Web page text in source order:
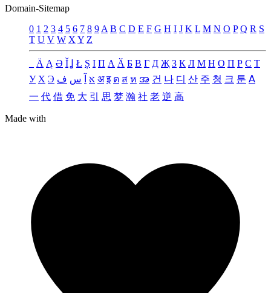
Domain-Sitemap
0 1 2 3 4 5 6 7 8 9 A B C D E F G H I J K L M N O P Q R S
T U V W X Y Z
Ä Ą Ə Ǐ Ʝ Ł Ș Ι Π А Ӑ Б В Г Д Җ З К Л М Н О П Р С Т
У Х Э א س ف अ इ ต ส ห အ 건 나 디 산 주 청 크 툰 ꓮ
一 代 借 免 大 引 思 梦 瀚 社 老 逆 高
Made with